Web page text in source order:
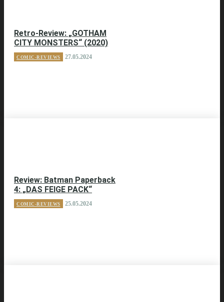
Retro-Review: „GOTHAM
CITY MONSTERS“ (2020)
COMIC-REVIEWS 27.05.2024
Review: Batman Paperback
4: „DAS FEIGE PACK“
COMIC-REVIEWS 25.05.2024